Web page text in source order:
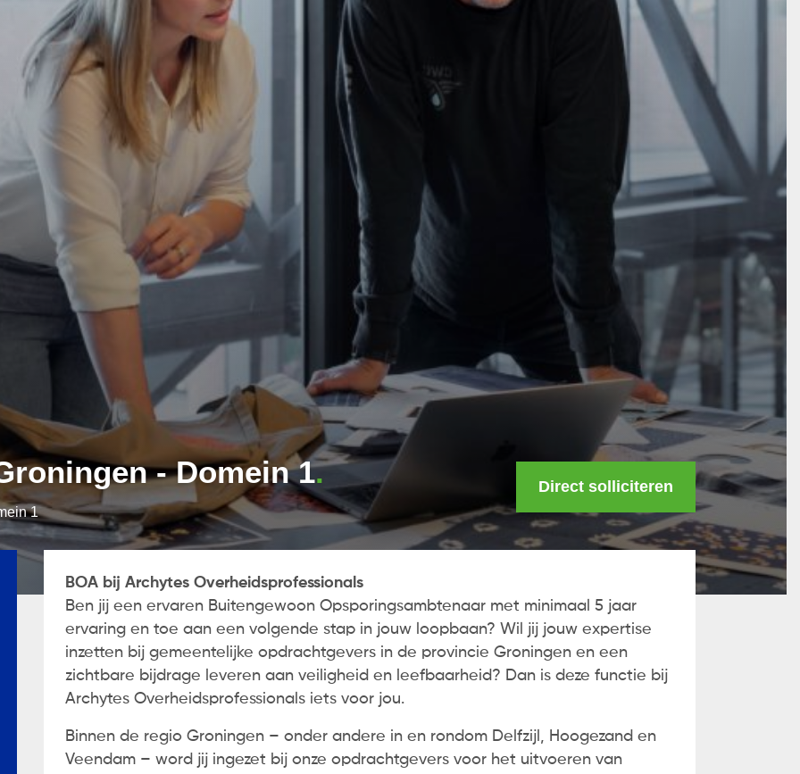
- Domein 1
1
Direct solliciteren
BOA bij Archytes Overheidsprofessionals
Ben jij een ervaren Buitengewoon Opsporingsambtenaar met minimaal 5 jaar
ervaring en toe aan een volgende stap in jouw loopbaan? Wil jij jouw expertise
inzetten bij gemeentelijke opdrachtgevers in de provincie Groningen en een
zichtbare bijdrage leveren aan veiligheid en leefbaarheid? Dan is deze functie bij
Archytes Overheidsprofessionals iets voor jou.
Binnen de regio Groningen – onder andere in en rondom Delfzijl, Hoogezand en
Veendam – word jij ingezet bij onze opdrachtgevers voor het uitvoeren van